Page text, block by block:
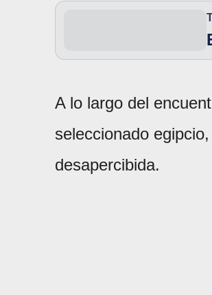
A lo largo del
seleccionado
desapercibida.